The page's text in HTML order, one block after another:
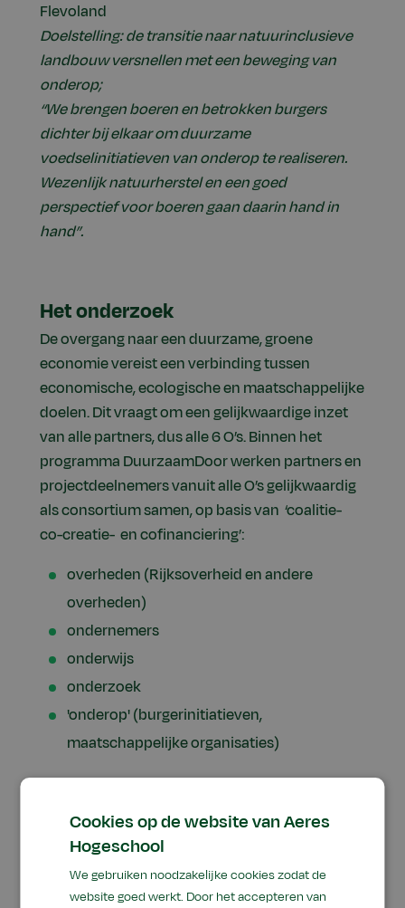
Flevoland
Doelstelling: de transitie naar natuurinclusieve
landbouw versnellen met een beweging van
onderop;
“We brengen boeren en betrokken burgers
dichter bij elkaar om duurzame
voedselinitiatieven van onderop te realiseren.
Wezenlijk natuurherstel en een goed
perspectief voor boeren gaan daarin hand in
hand”.
Het onderzoek
De overgang naar een duurzame, groene
economie vereist een verbinding tussen
economische, ecologische en maatschappelijke
doelen. Dit vraagt om een gelijkwaardige inzet
van alle partners, dus alle 6 O’s. Binnen het
programma DuurzaamDoor werken partners en
projectdeelnemers vanuit alle O’s gelijkwaardig
als consortium samen, op basis van ‘coalitie-
co-creatie- en cofinanciering’:
overheden (Rijksoverheid en andere
overheden)
ondernemers
onderwijs
onderzoek
'onderop' (burgerinitiatieven,
maatschappelijke organisaties)
gehanteerd die door de coalitiepartners
gezamenlijk opgezet, gedragen en uitgevoerd
wordt. Hierbij bundelen we, ieder vanuit onze
eigen plek in de samenleving, onze krachten om
Cookies op de website van Aeres
Hogeschool
We gebruiken noodzakelijke cookies zodat de
website goed werkt. Door het accepteren van